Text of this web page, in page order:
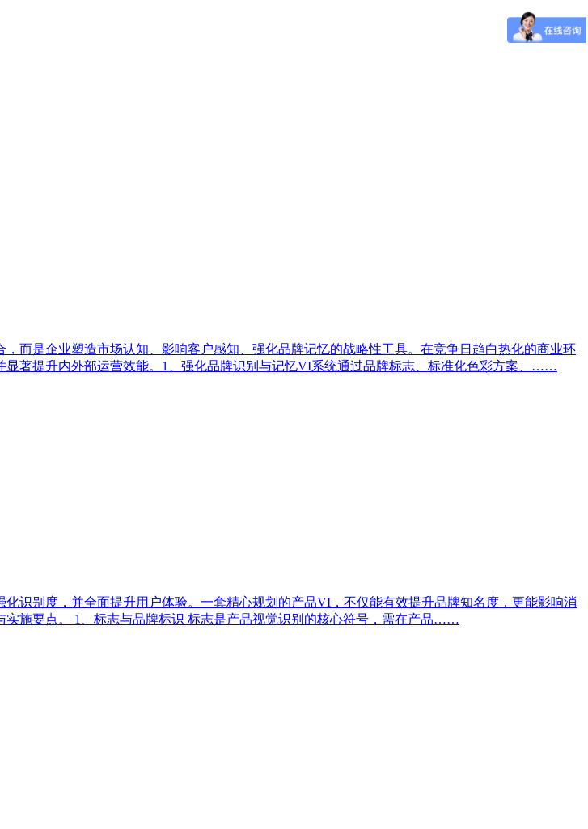
而是企业塑造市场认知、影响客户感知、强化品牌记忆的战略性工具。在竞争日趋白热化的商业环
著提升内外部运营效能。1、强化品牌识别与记忆VI系统通过品牌标志、标准化色彩方案、……
识别度，并全面提升用户体验。一套精心规划的产品VI，不仅能有效提升品牌知名度，更能影响消
施要点。 1、标志与品牌标识 标志是产品视觉识别的核心符号，需在产品……